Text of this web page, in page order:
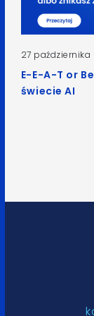
27 października
E-E-A-T or
świecie AI